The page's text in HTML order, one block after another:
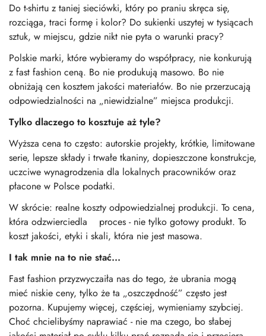
Do t-shirtu z taniej sieciówki, który po praniu skręca się,
rozciąga, traci formę i kolor? Do sukienki uszytej w tysiącach
sztuk, w miejscu, gdzie nikt nie pyta o warunki pracy?
Polskie marki, które wybieramy do współpracy, nie konkurują
z fast fashion ceną. Bo nie produkują masowo. Bo nie
obniżają cen kosztem jakości materiałów. Bo nie przerzucają
odpowiedzialności na „niewidzialne” miejsca produkcji.
Tylko dlaczego to kosztuje aż tyle?
Wyższa cena to często: autorskie projekty, krótkie, limitowane
serie, lepsze składy i trwałe tkaniny, dopieszczone konstrukcje,
uczciwe wynagrodzenia dla lokalnych pracowników oraz
płacone w Polsce podatki.
W skrócie: realne koszty odpowiedzialnej produkcji. To cena,
która odzwierciedla proces - nie tylko gotowy produkt. To
koszt jakości, etyki i skali, która nie jest masowa.
I tak mnie na to nie stać...
Fast fashion przyzwyczaiła nas do tego, że ubrania mogą
mieć niskie ceny, tylko że ta „oszczędność” często jest
pozorna. Kupujemy więcej, częściej, wymieniamy szybciej.
Choć chcielibyśmy naprawiać - nie ma czego, bo słabej